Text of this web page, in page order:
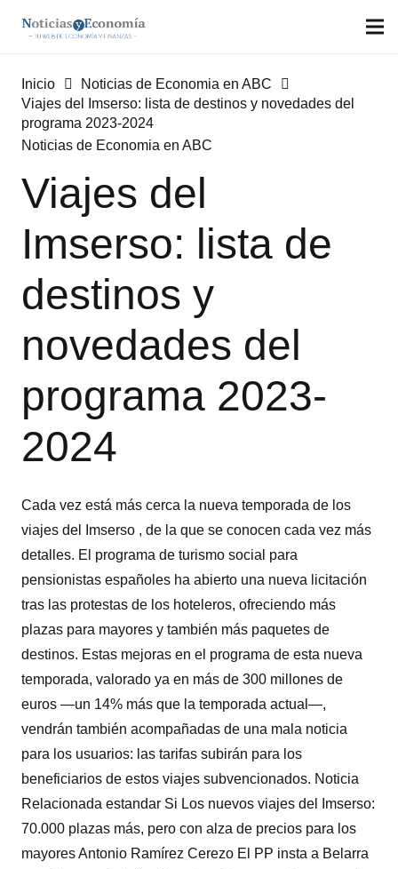
Inicio
Noticias de Economia en ABC
Viajes del Imserso: lista de destinos y novedades del
programa 2023-2024
Noticias de Economia en ABC
Viajes del
Imserso: lista de
destinos y
novedades del
programa 2023-
2024
Cada vez está más cerca la nueva temporada de los
viajes del Imserso , de la que se conocen cada vez más
detalles. El programa de turismo social para
pensionistas españoles ha abierto una nueva licitación
tras las protestas de los hoteleros, ofreciendo más
plazas para mayores y también más paquetes de
destinos. Estas mejoras en el programa de esta nueva
temporada, valorado ya en más de 300 millones de
euros —un 14% más que la temporada actual—,
vendrán también acompañadas de una mala noticia
para los usuarios: las tarifas subirán para los
beneficiarios de estos viajes subvencionados. Noticia
Relacionada estandar Si Los nuevos viajes del Imserso:
70.000 plazas más, pero con alza de precios para los
mayores Antonio Ramírez Cerezo El PP insta a Belarra